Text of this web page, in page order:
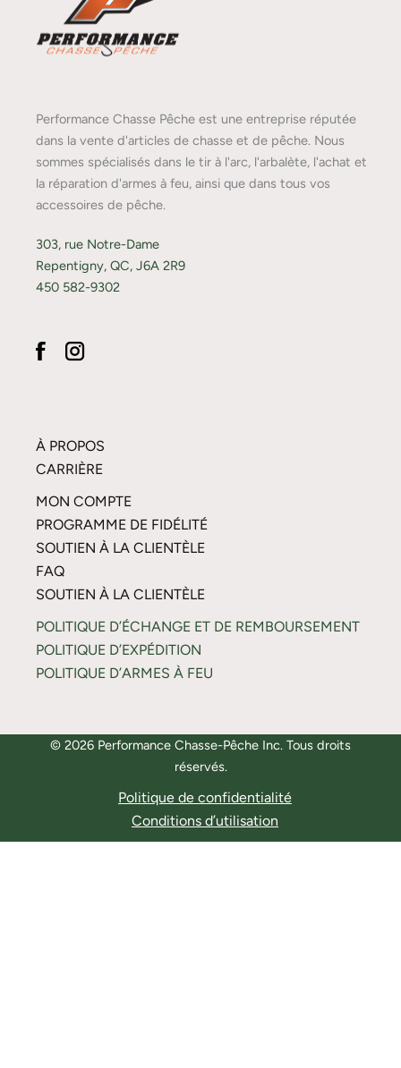
Performance Chasse Pêche est une entreprise réputée
dans la vente d'articles de chasse et de pêche. Nous
sommes spécialisés dans le tir à l'arc, l'arbalète, l'achat et
la réparation d'armes à feu, ainsi que dans tous vos
accessoires de pêche.
303, rue Notre-Dame
Repentigny, QC, J6A 2R9
450 582-9302
À PROPOS
CARRIÈRE
MON COMPTE
PROGRAMME DE FIDÉLITÉ
SOUTIEN À LA CLIENTÈLE
FAQ
SOUTIEN À LA CLIENTÈLE
POLITIQUE D’ÉCHANGE ET DE REMBOURSEMENT
POLITIQUE D’EXPÉDITION
POLITIQUE D’ARMES À FEU
© 2026 Performance Chasse-Pêche Inc. Tous droits
réservés.
Politique de confidentialité
Conditions d’utilisation